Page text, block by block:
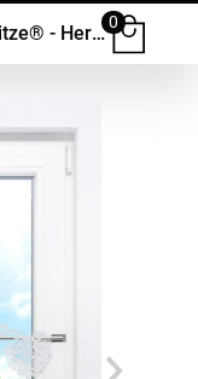
Scheibengardine Plauener Spitze® - Herzdekor #1W
0